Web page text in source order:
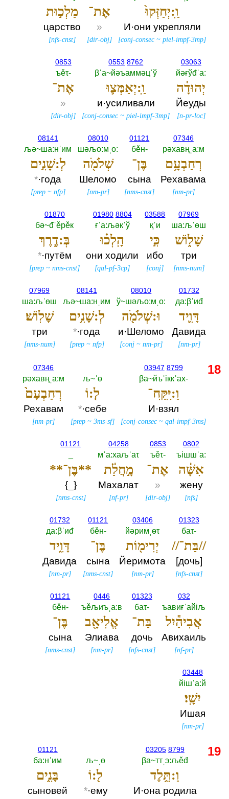
וַֽ:יְחַזְּקוּ֙
И·они укрепляли
[conj-consec ~piel-impf-3mp]
אֶת־
»
[dir-obj]
מַלְכ֣וּת
царство
[nfs-cnst]
03063
йәғўđˈа:‎
יְהוּדָ֔ה
Йеуды
[n-pr-loc]
0553 8762
βˈа~йәъаммәцˈў
וַֽ:יְאַמְּצ֛וּ
и·усиливали
[conj-consec ~piel-impf-3mp]
0853
ъěτ-‎
אֶת־
»
[dir-obj]
07346
рәхавңˌа:м
רְחַבְעָ֥ם
Рехавама
[nm-pr]
01121
бěн-‎
בֶּן־
сына
[nms-cnst]
08010
шәљо:мˌо:‎
שְׁלֹמֹ֖ה
Шеломо
[nm-pr]
08141
љә~ша:нˈим
לְ:שָׁנִ֣ים
*·года
[prep~ nfp]
07969
ша:љˈөш
שָׁל֑וֹשׁ
три
[nms-num]
03588
қˈи
כִּ֣י
ибо
[conj]
01980 8804
ғˈа:љәкˈў
הָֽלְכ֗וּ
они ходили
[qal-pf-3cp]
01870
бә~đˈěрěк
בְּ:דֶ֧רֶךְ
*·путём
[prep ~nms-cnst]
01732
да:βˈиđ
דָּוִ֛יד
Давида
[nm-pr]
08010
ў~шәљо:мˌо:‎
וּ:שְׁלֹמֹ֖ה
и·Шеломо
[conj ~nm-pr]
08141
љә~ша:нˌим
לְ:שָׁנִ֥ים
*·года
[prep~ nfp]
07969
ша:љˈөш
שָׁלֽוֹשׁ׃
три
[nms-num]
03947 8799
βа~йъˈiккˈах-‎
וַ:יִּֽקַּֽח־
И·взял
[conj-consec ~qal-impf-3ms]
љ~ˈө
ל֤:וֹ
*·себе
[prep ~3ms-sf]
07346
рәхавңˌа:м
רְחַבְעָם֙
Рехавам
[nm-pr]
0802
ъiшшˈа:‎
אִשָּׁ֔ה
жену
[nfs]
0853
ъěτ-‎
אֶת־
»
[dir-obj]
04258
мˈа:хаљˈаτ
מָ֣חֲלַ֔ת
Махалат
[nf-pr]
01121
**בֶּן־**
{_ }
[nms-cnst]
01323
баτ-‎
//בַּת־//
[дочь]
[nfs-cnst]
03406
йәримˌөτ
יְרִימ֖וֹת
Йеримота
[nm-pr]
01121
бěн-‎
בֶּן־
сына
[nms-cnst]
01732
да:βˈиđ
דָּוִ֑יד
Давида
[nm-pr]
032
ъавиғˈайiљ
אֲבִיהַ֕יִל
Авихаиль
[nf-pr]
01323
баτ-‎
בַּת־
дочь
[nfs-cnst]
0446
ъěљиъˌа:в
אֱלִיאָ֖ב
Элиава
[nm-pr]
01121
бěн-‎
בֶּן־
сына
[nms-cnst]
03448
йiшˈа:й
יִשָֽׁי׃
Ишая
[nm-pr]
18
03205 8799
βа~ттˌэ:љěđ
וַ:תֵּ֥לֶד
И·она родила
љ~ˌө
ל֖:וֹ
*·ему
01121
ба:нˈим
בָּנִ֑ים
сыновей
19